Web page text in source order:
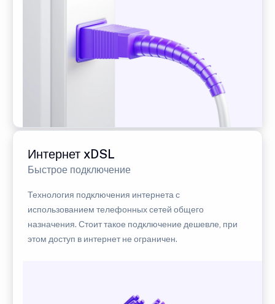
Интернет xDSL
Быстрое подключение
Технология подключения интернета с
использованием телефонных сетей общего
назначения. Стоит такое подключение дешевле, при
этом доступ в интернет не ограничен.